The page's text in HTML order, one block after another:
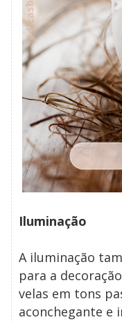
Iluminação
A iluminação
para a
velas em tons
aconchegante e